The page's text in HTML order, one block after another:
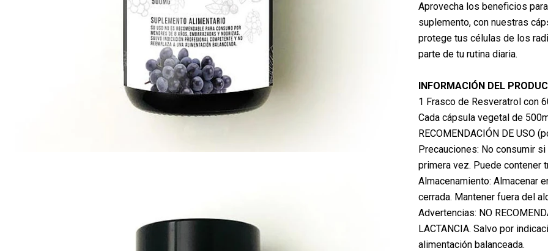
Aprovecha los beneficios
suplemento, con nuestras
protege tus células de los
parte de tu rutina diaria.
INFORMACIÓN DEL
1 Frasco de Resveratrol con
Cada cápsula vegetal de
RECOMENDACIÓN DE USO
Precauciones: No consumir
primera vez. Puede contener
Almacenamiento: Almacenar
cerrada. Mantener fuera del
Advertencias: NO
LACTANCIA. Salvo por
alimentación balanceada.